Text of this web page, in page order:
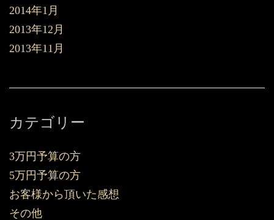
2014年1月
2013年12月
2013年11月
カテゴリー
3万円予算の方
5万円予算の方
お客様から頂いた感想
その他